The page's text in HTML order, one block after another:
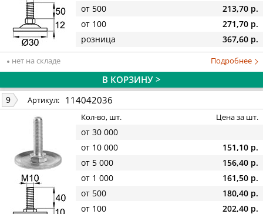
от 500
213,70 р.
от 100
271,70 р.
розница
367,60 р.
нет на складе Подробнее
В КОРЗИНУ >
9 Артикул: 114042036
Кол-во, шт. Цена за шт.
от 30 000
от 10 000
151,10 р.
от 5 000
156,40 р.
от 1 000
161,50 р.
от 500
180,40 р.
от 100
202,40 р.